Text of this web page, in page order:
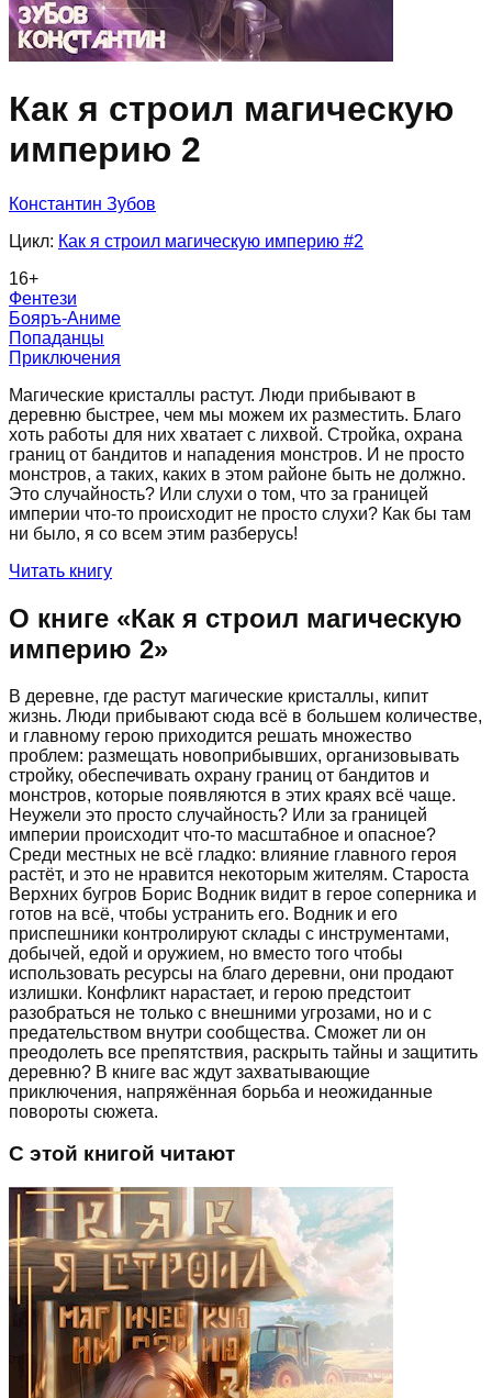
Как я строил магическую
империю 2
Константин Зубов
Цикл: Как я строил магическую империю #2
16+
Фентези
Бояръ-Аниме
Попаданцы
Приключения
Магические кристаллы растут. Люди прибывают в
деревню быстрее, чем мы можем их разместить. Благо
хоть работы для них хватает с лихвой. Стройка, охрана
границ от бандитов и нападения монстров. И не просто
монстров, а таких, каких в этом районе быть не должно.
Это случайность? Или слухи о том, что за границей
империи что-то происходит не просто слухи? Как бы там
ни было, я со всем этим разберусь!
Читать книгу
О книге «Как я строил магическую
империю 2»
В деревне, где растут магические кристаллы, кипит
жизнь. Люди прибывают сюда всё в большем количестве,
и главному герою приходится решать множество
проблем: размещать новоприбывших, организовывать
стройку, обеспечивать охрану границ от бандитов и
монстров, которые появляются в этих краях всё чаще.
Неужели это просто случайность? Или за границей
империи происходит что-то масштабное и опасное?
Среди местных не всё гладко: влияние главного героя
растёт, и это не нравится некоторым жителям. Староста
Верхних бугров Борис Водник видит в герое соперника и
готов на всё, чтобы устранить его. Водник и его
приспешники контролируют склады с инструментами,
добычей, едой и оружием, но вместо того чтобы
использовать ресурсы на благо деревни, они продают
излишки. Конфликт нарастает, и герою предстоит
разобраться не только с внешними угрозами, но и с
предательством внутри сообщества. Сможет ли он
преодолеть все препятствия, раскрыть тайны и защитить
деревню? В книге вас ждут захватывающие
приключения, напряжённая борьба и неожиданные
повороты сюжета.
С этой книгой читают